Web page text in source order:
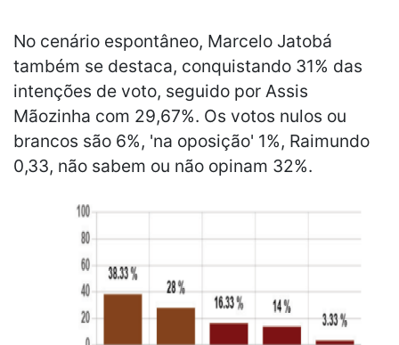
No cenário espontâneo, Marcelo Jatobá
também se destaca, conquistando 31% das
intenções de voto, seguido por Assis
Mãozinha com 29,67%. Os votos nulos ou
brancos são 6%, 'na oposição' 1%, Raimundo
0,33, não sabem ou não opinam 32%.